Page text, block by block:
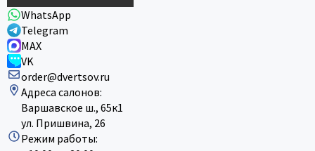
WhatsApp
Telegram
MAX
VK
order@dvertsov.ru
Адреса салонов:
Варшавское ш., 65к1
ул. Пришвина, 26
Режим работы: